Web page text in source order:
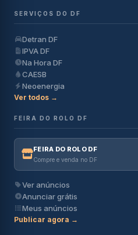
SERVIÇOS DO DF
Detran DF
IPVA DF
Na Hora DF
CAESB
Neoenergia
Ver todos →
FEIRA DO ROLO DF
FEIRA DO ROLO DF
Compre e venda no DF
Ver anúncios
Anunciar grátis
Meus anúncios
Publicar agora →